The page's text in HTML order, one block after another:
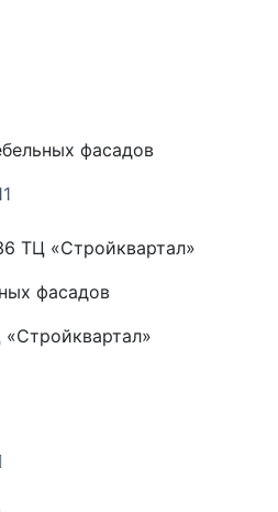
фасадов
ТЦ «Стройквартал»
фасадов